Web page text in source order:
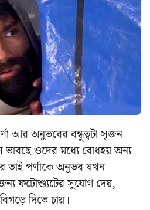
আর অনুভবের বন্ধুত্বটা সৃজন
ভাবছে ওদের মধ্যে বোধহয় অন্য
পর্ণাকে অনুভব যখন
জন্য ফটোশ্যুটের সুযোগ দেয়,
দিতে চায়।